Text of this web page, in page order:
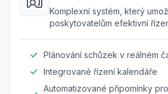
Komplexní systém, který
poskytovatelům efektivní
Plánování schůzek v reálném
Integrované řízení kalendáře
Automatizované připomínky